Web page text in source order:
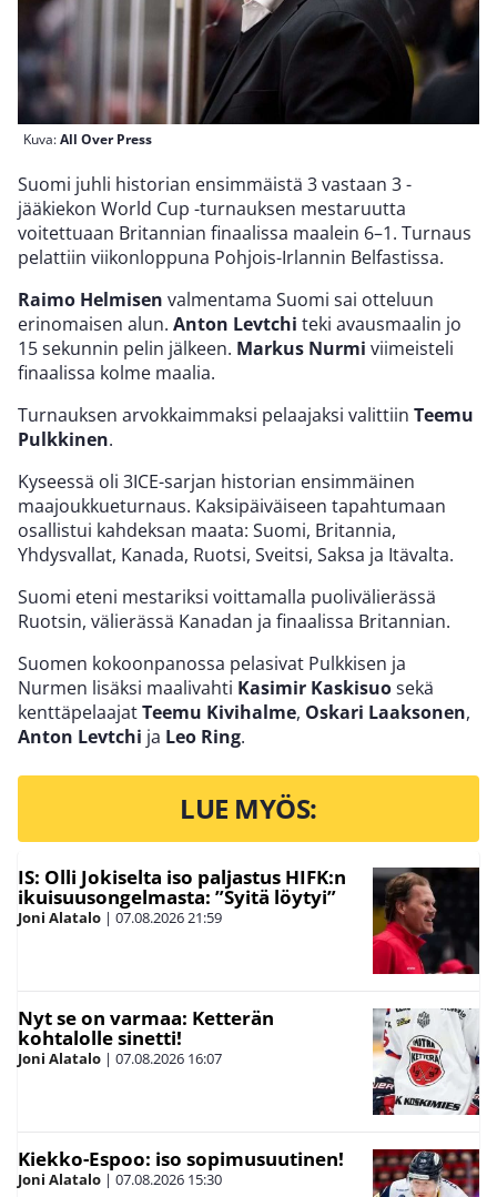
Kuva:All Over Press
Suomi juhli historian ensimmäistä 3 vastaan 3 -
jääkiekon World Cup -turnauksen mestaruutta
voitettuaan Britannian finaalissa maalein 6–1. Turnaus
pelattiin viikonloppuna Pohjois-Irlannin Belfastissa.
Raimo Helmisen valmentama Suomi sai otteluun
erinomaisen alun. Anton Levtchi teki avausmaalin jo
15 sekunnin pelin jälkeen. Markus Nurmi viimeisteli
finaalissa kolme maalia.
Turnauksen arvokkaimmaksi pelaajaksi valittiin Teemu
Pulkkinen.
Kyseessä oli 3ICE-sarjan historian ensimmäinen
maajoukkueturnaus. Kaksipäiväiseen tapahtumaan
osallistui kahdeksan maata: Suomi, Britannia,
Yhdysvallat, Kanada, Ruotsi, Sveitsi, Saksa ja Itävalta.
Suomi eteni mestariksi voittamalla puolivälierässä
Ruotsin, välierässä Kanadan ja finaalissa Britannian.
Suomen kokoonpanossa pelasivat Pulkkisen ja
Nurmen lisäksi maalivahti Kasimir Kaskisuosekä
kenttäpelaajatTeemu Kivihalme, Oskari Laaksonen,
Anton Levtchi ja Leo Ring.
LUE MYÖS:
IS: Olli Jokiselta iso paljastus HIFK:n
ikuisuusongelmasta: ”Syitä löytyi”
Joni Alatalo | 07.08.202621:59
Nyt se on varmaa: Ketterän
kohtalolle sinetti!
Joni Alatalo | 07.08.2026 16:07
Kiekko-Espoo: iso sopimusuutinen!
Joni Alatalo | 07.08.2026 15:30